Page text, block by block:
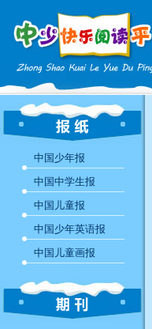
中国少年报
中国中学生报
中国儿童报
中国少年英语报
中国儿童画报